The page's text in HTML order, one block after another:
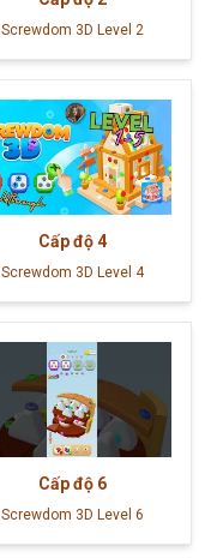
Screwdom 3D Level 2
Cấp độ 4
Screwdom 3D Level 4
Cấp độ 6
Screwdom 3D Level 6